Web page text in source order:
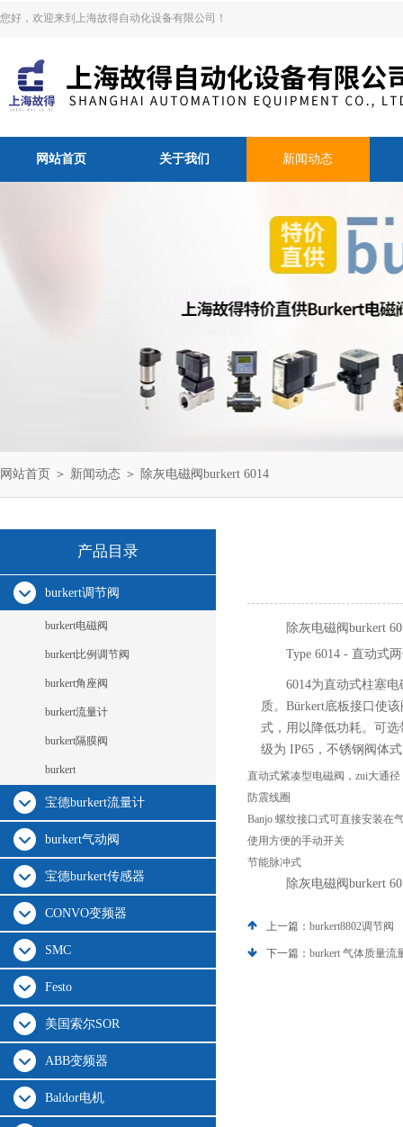
您好，欢迎来到上海故得自动化设备有限公司！
网站首页 关于我们 新闻动态
网站首页 ＞ 新闻动态 ＞ 除灰电磁阀burkert 6014
产品目录
burkert调节阀
burkert电磁阀
burkert比例调节阀
burkert角座阀
burkert流量计
burkert隔膜阀
burkert
宝德burkert流量计
burkert气动阀
宝德burkert传感器
CONVO变频器
SMC
Festo
美国索尔SOR
ABB变频器
Baldor电机
除灰电磁阀burkert
Type 6014 - 直动式
6014为直动式柱塞
质。Bürkert底板接口使
式，用以降低功耗。可
级为 IP65，不锈钢阀体
直动式紧凑型电磁阀，zui大通径
防震线圈
Banjo 螺纹接口式可直接安装在
使用方便的手动开关
节能脉冲式
除灰电磁阀burkert
上一篇： burkert8802调节阀
下一篇： burkert 气体质量流